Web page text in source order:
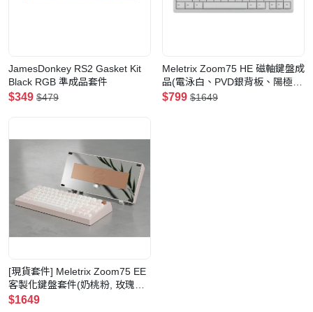
JamesDonkey RS2 Gasket Kit
Black RGB 準成品套件
$349 $479
Meletrix Zoom75 HE 磁軸鍵盤成
品(電泳白、PVD銀背板、陽極金
配重)
$799 $1649
[現貨套件] Meletrix Zoom75 EE
客製化鍵盤套件(奶桃粉, 玫瑰金
配重旋鈕, PVD銀背板, 有開槽三
$1649